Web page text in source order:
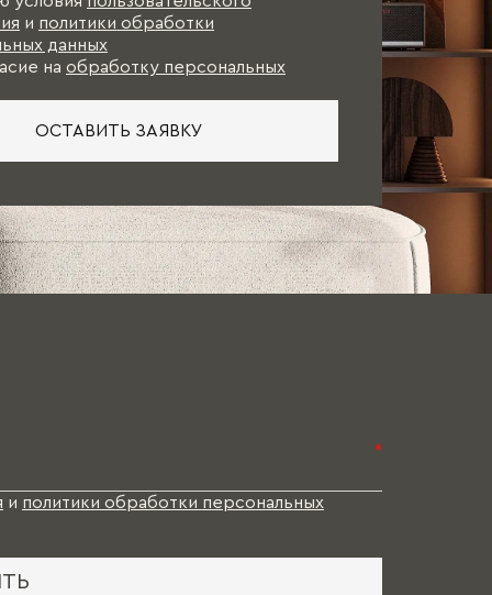
и политики обработки
данных
на обработку персональных
ОСТАВИТЬ ЗАЯВКУ
*
и политики обработки персональных